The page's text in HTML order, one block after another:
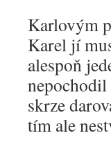
Karlovým
Karel jí
alespoň
skrze
tím ale